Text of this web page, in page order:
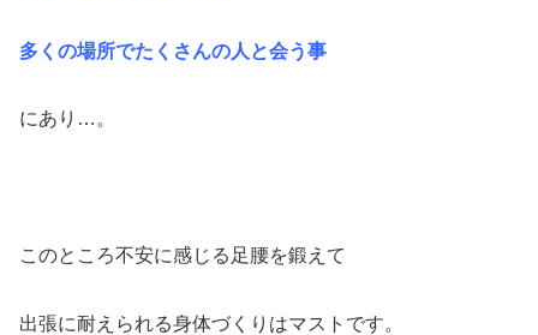
多くの場所でたくさんの人と会う事
にあり…。
このところ不安に感じる足腰を鍛えて
出張に耐えられる身体づくりはマストです。